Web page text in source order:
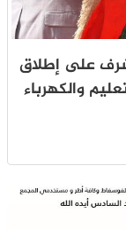
على إطلاق
والكهرباء